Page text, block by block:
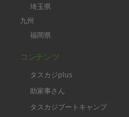
埼玉県
九州
福岡県
コンテンツ
タスカジplus
助家事さん
タスカジブートキャンプ